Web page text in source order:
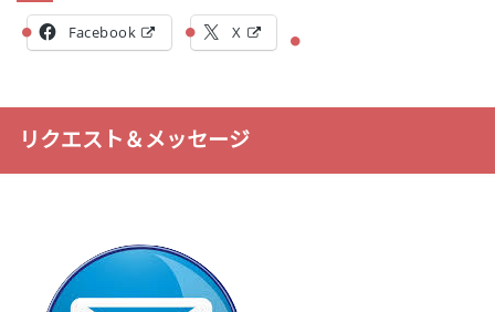
Facebook X
リクエスト＆メッセージ